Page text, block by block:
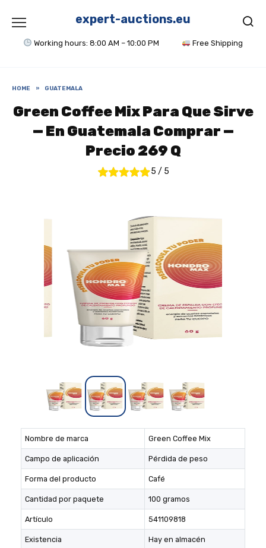
content
expert-auctions.eu
Working hours: 8:00 AM – 10:00 PM Free Shipping
HOME » GUATEMALA
Green Coffee Mix Para Que Sirve
— En Guatemala Comprar —
Precio 269 Q
5 / 5
Nombre de marca Green Coffee Mix
Campo de aplicación Pérdida de peso
Forma del producto Café
Cantidad por paquete 100 gramos
Artículo 541109818
Existencia Hay en almacén